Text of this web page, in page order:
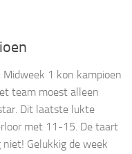
1 kon kampioen
team moest alleen
Dit laatste lukte
met 11-15. De taart
Gelukkig de week